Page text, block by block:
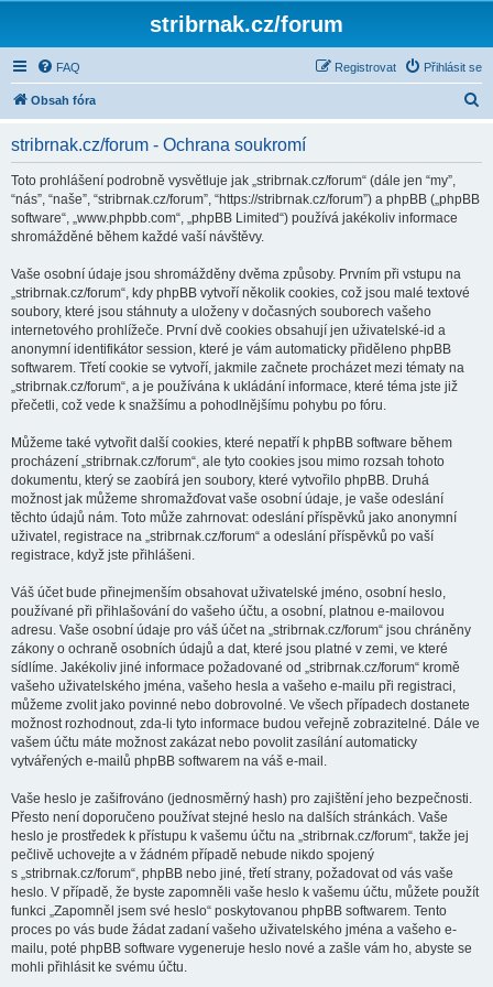
stribrnak.cz/forum
FAQ Přihlásit se
Registrovat
Obsah fóra
stribrnak.cz/forum - Ochrana soukromí
Toto prohlášení podrobně vysvětluje jak „stribrnak.cz/forum“ (dále jen “my”,
“nás”, “naše”, “stribrnak.cz/forum”, “https://stribrnak.cz/forum”) a phpBB („phpBB
software“, „www.phpbb.com“, „phpBB Limited“) používá jakékoliv informace
shromážděné během každé vaší návštěvy.
Vaše osobní údaje jsou shromážděny dvěma způsoby. Prvním při vstupu na
„stribrnak.cz/forum“, kdy phpBB vytvoří několik cookies, což jsou malé textové
soubory, které jsou stáhnuty a uloženy v dočasných souborech vašeho
internetového prohlížeče. První dvě cookies obsahují jen uživatelské-id a
anonymní identifikátor session, které je vám automaticky přiděleno phpBB
softwarem. Třetí cookie se vytvoří, jakmile začnete procházet mezi tématy na
„stribrnak.cz/forum“, a je používána k ukládání informace, které téma jste již
přečetli, což vede k snažšímu a pohodlnějšímu pohybu po fóru.
Můžeme také vytvořit další cookies, které nepatří k phpBB software během
procházení „stribrnak.cz/forum“, ale tyto cookies jsou mimo rozsah tohoto
dokumentu, který se zaobírá jen soubory, které vytvořilo phpBB. Druhá
možnost jak můžeme shromažďovat vaše osobní údaje, je vaše odeslání
těchto údajů nám. Toto může zahrnovat: odeslání příspěvků jako anonymní
uživatel, registrace na „stribrnak.cz/forum“ a odeslání příspěvků po vaší
registrace, když jste přihlášeni.
Váš účet bude přinejmenším obsahovat uživatelské jméno, osobní heslo,
používané při přihlašování do vašeho účtu, a osobní, platnou e-mailovou
adresu. Vaše osobní údaje pro váš účet na „stribrnak.cz/forum“ jsou chráněny
zákony o ochraně osobních údajů a dat, které jsou platné v zemi, ve které
sídlíme. Jakékoliv jiné informace požadované od „stribrnak.cz/forum“ kromě
vašeho uživatelského jména, vašeho hesla a vašeho e-mailu při registraci,
můžeme zvolit jako povinné nebo dobrovolné. Ve všech případech dostanete
možnost rozhodnout, zda-li tyto informace budou veřejně zobrazitelné. Dále ve
vašem účtu máte možnost zakázat nebo povolit zasílání automaticky
vytvářených e-mailů phpBB softwarem na váš e-mail.
Vaše heslo je zašifrováno (jednosměrný hash) pro zajištění jeho bezpečnosti.
Přesto není doporučeno používat stejné heslo na dalších stránkách. Vaše
heslo je prostředek k přístupu k vašemu účtu na „stribrnak.cz/forum“, takže jej
pečlivě uchovejte a v žádném případě nebude nikdo spojený
s „stribrnak.cz/forum“, phpBB nebo jiné, třetí strany, požadovat od vás vaše
heslo. V případě, že byste zapomněli vaše heslo k vašemu účtu, můžete použít
funkci „Zapomněl jsem své heslo“ poskytovanou phpBB softwarem. Tento
proces po vás bude žádat zadaní vašeho uživatelského jména a vašeho e-
mailu, poté phpBB software vygeneruje heslo nové a zašle vám ho, abyste se
mohli přihlásit ke svému účtu.